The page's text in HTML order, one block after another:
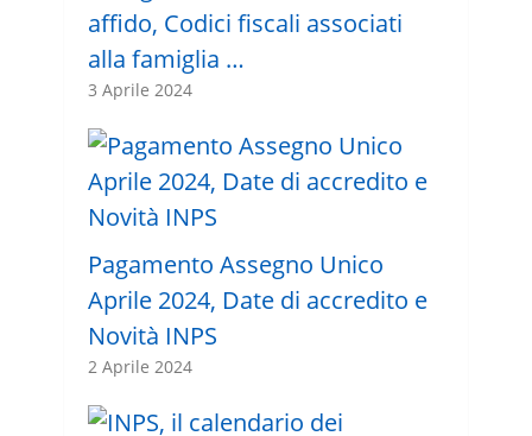
affido, Codici fiscali associati
alla famiglia …
3 Aprile 2024
Pagamento Assegno Unico
Aprile 2024, Date di accredito e
Novità INPS
2 Aprile 2024